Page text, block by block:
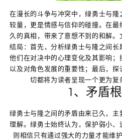
在漫长的斗争与冲突中，绿勇士与
较量，更是情感与信仰的碰撞。在
久的真相，带来了意想不到的和解
结局：首先，分析绿勇士与隆之间
他们在对决中的心理变化及其影响
以及对角色发展的重要性；最后，
切都将为读者呈现一个更为复
1、矛盾
绿勇士与隆之间的矛盾由来已久，
理解。绿勇士始终认为，保护弱小
则相信只有通过强大的力量才能维